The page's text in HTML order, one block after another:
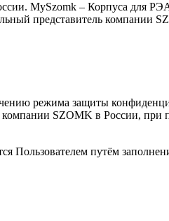
MySzomk – Корпуса для
представитель компании
режима защиты
компании SZOMK в России,
Пользователем путём